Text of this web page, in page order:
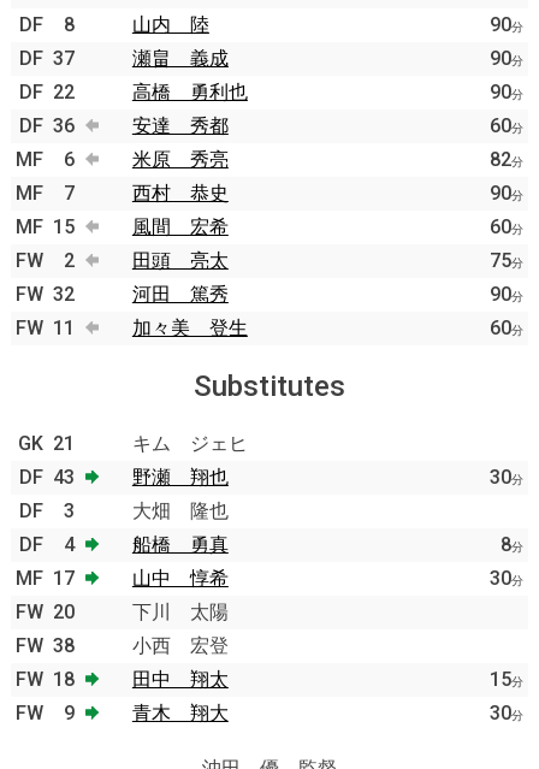
DF
8 山内 陸 90分
DF 37 瀬畠 義成 90分
DF 22 高橋 勇利也 90分
DF 36 安達 秀都 60分
MF 6 米原 秀亮 82分
MF 7 西村 恭史 90分
MF 15 風間 宏希 60分
FW 2 田頭 亮太 75分
FW 32 河田 篤秀 90分
FW 11 加々美 登生 60分
Substitutes
GK 21
キム ジェヒ
DF 43 野瀬 翔也 30分
DF 3
大畑 隆也
DF
4 船橋 勇真 8分
MF 17 山中 惇希 30分
FW 20
下川 太陽
FW 38
小西 宏登
FW 18 田中 翔太 15分
FW 9 青木 翔大 30分